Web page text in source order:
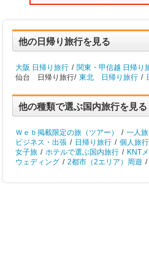
他の日帰り旅行を見る
大阪 日帰り旅行 / 関東・甲信越 日帰り
仙台 日帰り旅行/ 東北 日帰り旅行 /
他の種類で選ぶ国内旅行を見る
Ｗｅｂ掲載限定の旅（ツアー） / 一人旅
ビジネス・出張 / 日帰り旅行 / 個人旅
女子旅 / ホテルで選ぶ国内旅行 / KNT
ウェディング / 2都市（2エリア）周遊 /